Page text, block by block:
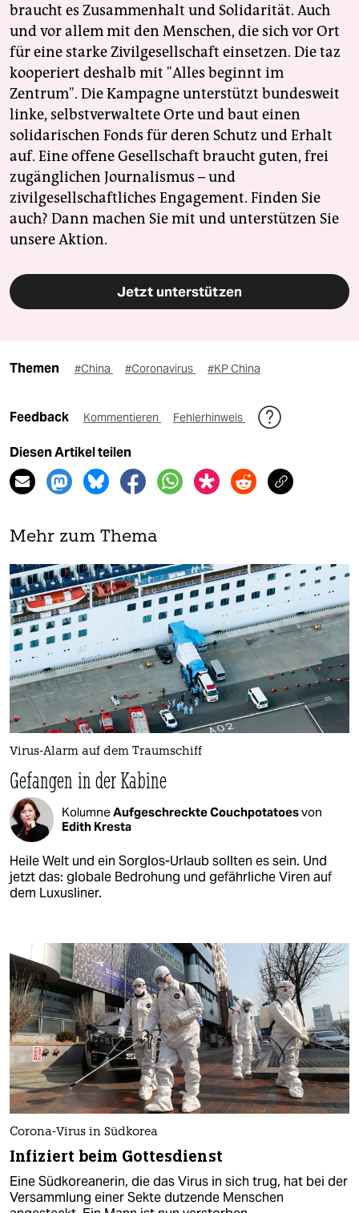
braucht es Zusammenhalt und Solidarität. Auch
und vor allem mit den Menschen, die sich vor Ort
für eine starke Zivilgesellschaft einsetzen. Die taz
kooperiert deshalb mit "Alles beginnt im
Zentrum". Die Kampagne unterstützt bundesweit
linke, selbstverwaltete Orte und baut einen
solidarischen Fonds für deren Schutz und Erhalt
auf. Eine offene Gesellschaft braucht guten, frei
zugänglichen Journalismus – und
zivilgesellschaftliches Engagement. Finden Sie
auch? Dann machen Sie mit und unterstützen Sie
unsere Aktion.
Jetzt unterstützen
Themen #China #Coronavirus #KP China
Feedback Kommentieren Fehlerhinweis
Diesen Artikel teilen
Mehr zum Thema
Virus-Alarm auf dem Traumschiff
Gefangen in der Kabine
KolumneAufgeschreckte Couchpotatoesvon
Edith Kresta
Heile Welt und ein Sorglos-Urlaub sollten es sein. Und
jetzt das: globale Bedrohung und gefährliche Viren auf
dem Luxusliner.
Corona-Virus in Südkorea
Infiziert beim Gottesdienst
Eine Südkoreanerin, die das Virus in sich trug, hat bei der
Versammlung einer Sekte dutzende Menschen